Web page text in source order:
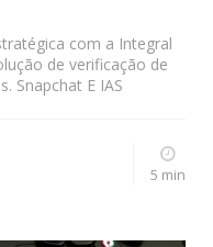
com a Integral
de verificação de
Snapchat E IAS
5 min